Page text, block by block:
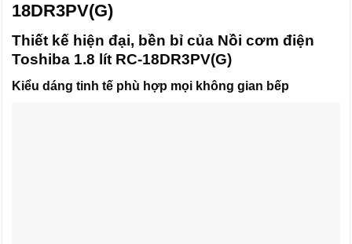
18DR3PV(G)
Thiết kế hiện đại, bền bỉ của Nồi cơm điện
Toshiba 1.8 lít RC-18DR3PV(G)
Kiểu dáng tinh tế phù hợp mọi không gian bếp